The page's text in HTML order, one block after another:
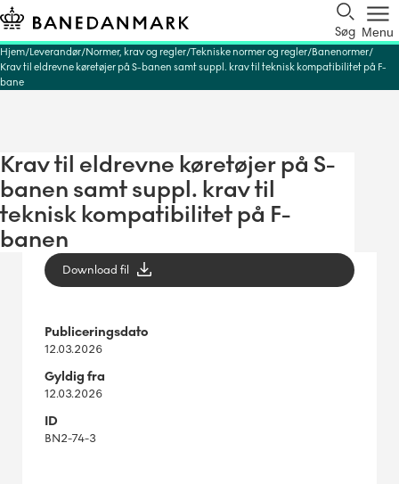
Søg Menu
Hjem Leverandør Normer, krav og regler Tekniske normer og regler Banenormer
Krav til eldrevne køretøjer på S-banen samt suppl. krav til teknisk kompatibilitet på F-
bane
Krav til eldrevne køretøjer på S-
banen samt suppl. krav til
teknisk kompatibilitet på F-
banen
Download fil
Publiceringsdato
12.03.2026
Gyldig fra
12.03.2026
ID
BN2-74-3